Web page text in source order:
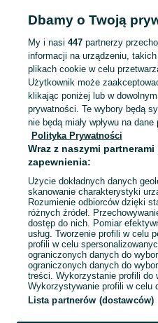
POLSKA
KATEGORIA
Mapa kategorii
Mapa miejscowości
Mapa ministron
Popularne wyszukiwania
Dbamy o Twoją
My i nasi 447partnerzy
informacji na urządzeniu,
plikach cookie w celu
Użytkownik może
klikając poniżej lub w
prywatności. Te wybory będą
nie będą miały wpływu na dane
Polityka Prywatności
Wraz z naszymi
zapewnienia:
Użycie dokładnych danych
skanowanie charakterystyki
Rozumienie odbiorców dzięki
różnych źródeł.
dostęp do nich. Pomiar
usług. Tworzenie profili w celu
profili w celu
ograniczonych danych do
ograniczonych danych do
treści. Wykorzystanie profili do
Wykorzystywanie profili w celu
Lista partnerów (dostawców)